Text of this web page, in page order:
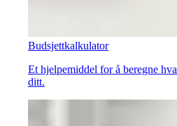
Budsjettkalkulator
Et hjelpemiddel for å beregne
ditt.